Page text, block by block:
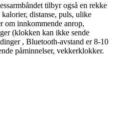
tilbyr også en rekke
distanse, puls, ulike
om innkommende anrop,
(klokken kan ikke sende
, Bluetooth-avstand er 8-10
påminnelser, vekkerklokker.